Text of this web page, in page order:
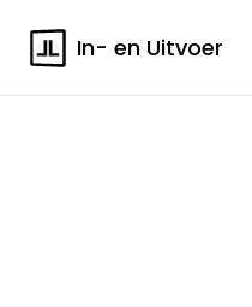
In- en Uitvoer